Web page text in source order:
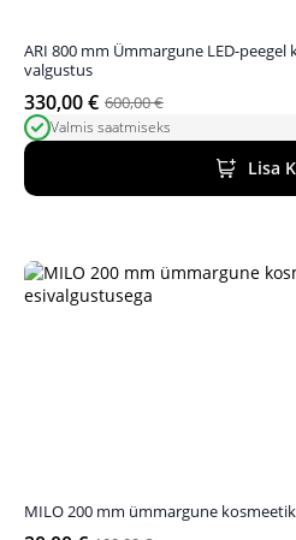
ARI 800 mm Ümmargune LED-peegel
valgustus
600,00€
Algne
hind
oli:
600,00 €.
330,00€
Praegune
hind
on:
330,00 €.
Valmis saatmiseks
Lisa
MILO 200 mm ümmargune